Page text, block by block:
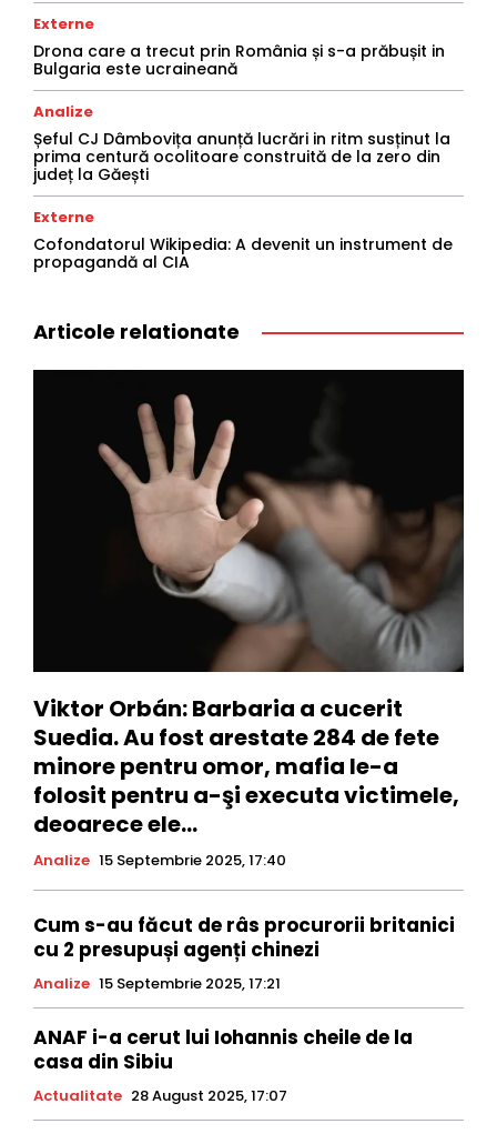
Externe
Drona care a trecut prin România și s-a prăbușit in
Bulgaria este ucraineană
Analize
Șeful CJ Dâmbovița anunță lucrări in ritm susținut la
prima centură ocolitoare construită de la zero din
județ la Găești
Externe
Cofondatorul Wikipedia: A devenit un instrument de
propagandă al CIA
Articole relationate
Viktor Orbán: Barbaria a cucerit
Suedia. Au fost arestate 284 de fete
minore pentru omor, mafia le-a
folosit pentru a-şi executa victimele,
deoarece ele...
Analize 15 Septembrie 2025, 17:40
Cum s-au făcut de râs procurorii britanici
cu 2 presupuși agenți chinezi
Analize 15 Septembrie 2025, 17:21
ANAF i-a cerut lui Iohannis cheile de la
casa din Sibiu
Actualitate 28 August 2025, 17:07